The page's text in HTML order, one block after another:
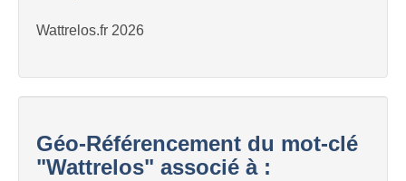
Wattrelos.fr 2026
Géo-Référencement du mot-clé
"Wattrelos" associé à :